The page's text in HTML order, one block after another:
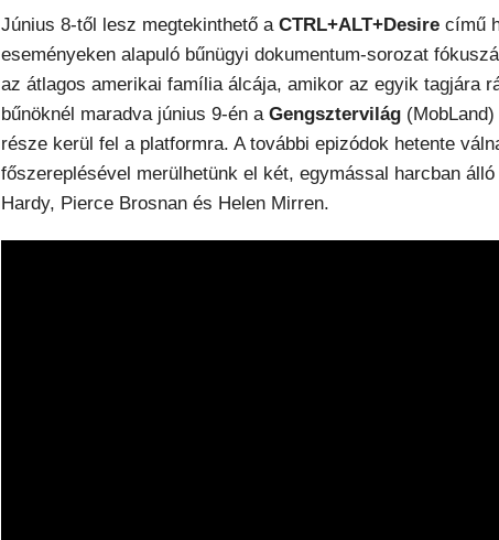
Június 8-től lesz megtekinthető a CTRL+ALT+Desire című
eseményeken alapuló bűnügyi dokumentum-sorozat
az átlagos amerikai família álcája, amikor az egyik tagjára
bűnöknél maradva június 9-én a Gengsztervilág
része kerül fel a platformra. A további epizódok hetente
főszereplésével merülhetünk el két, egymással harcban
Hardy, Pierce Brosnan és Helen Mirren.